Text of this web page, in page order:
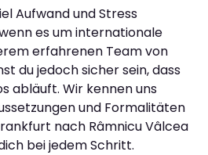
Aufwand und Stress
es um internationale
erfahrenen Team von
du jedoch sicher sein, dass
abläuft. Wir kennen uns
und Formalitäten
nach Râmnicu Vâlcea
bei jedem Schritt.